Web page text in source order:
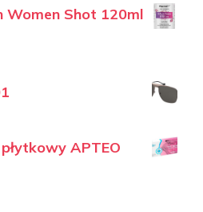
Women Shot 120ml
APTEO